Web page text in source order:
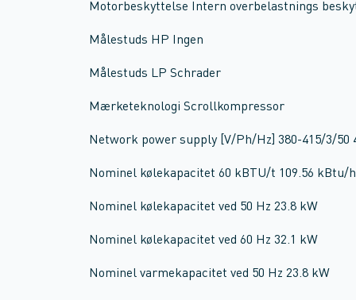
Motorbeskyttelse Intern overbelastnings
Målestuds HP Ingen
Målestuds LP Schrader
Mærketeknologi Scrollkompressor
Network power supply [V/Ph/Hz] 380-415/3/50
Nominel kølekapacitet 60 kBTU/t 109.56 kBtu/h
Nominel kølekapacitet ved 50 Hz 23.8 kW
Nominel kølekapacitet ved 60 Hz 32.1 kW
Nominel varmekapacitet ved 50 Hz 23.8 kW